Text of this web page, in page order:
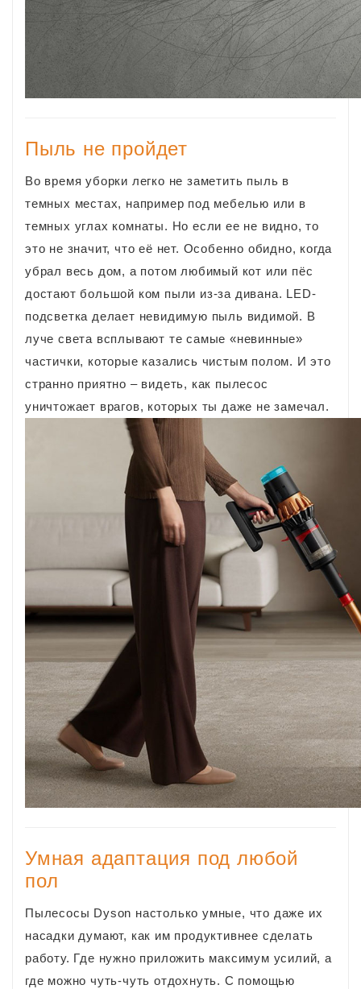
Пыль не пройдет
Во время уборки легко не заметить пыль в
темных местах, например под мебелью или в
темных углах комнаты. Но если ее не видно, то
это не значит, что её нет. Особенно обидно, когда
убрал весь дом, а потом любимый кот или пёс
достают большой ком пыли из-за дивана. LED-
подсветка делает невидимую пыль видимой. В
луче света всплывают те самые «невинные»
частички, которые казались чистым полом. И это
странно приятно – видеть, как пылесос
уничтожает врагов, которых ты даже не замечал.
Умная адаптация под любой
пол
Пылесосы Dyson настолько умные, что даже их
насадки думают, как им продуктивнее сделать
работу. Где нужно приложить максимум усилий, а
где можно чуть-чуть отдохнуть. С помощью